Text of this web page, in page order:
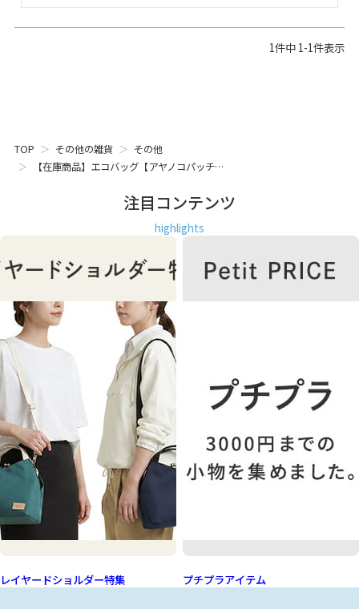
1件中 1-1件表示
TOP その他の雑貨
その他
【在庫商品】エコバッグ【アヤノコパッチ…
注目コンテンツ
highlights
レイヤードショルダー特集 プチプラアイテム